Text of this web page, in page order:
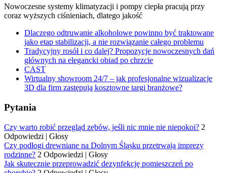
Nowoczesne systemy klimatyzacji i pompy ciepła pracują przy
coraz wyższych ciśnieniach, dlatego jakość
Dlaczego odtruwanie alkoholowe powinno być traktowane
jako etap stabilizacji, a nie rozwiązanie całego problemu
Tradycyjny rosół i co dalej? Propozycje nowoczesnych dań
głównych na elegancki obiad po chrzcie
CAST
Wirtualny showroom 24/7 – jak profesjonalne wizualizacje
3D dla firm zastępują kosztowne targi branżowe?
Pytania
Czy warto robić przegląd zębów, jeśli nic mnie nie niepokoi? 2
Odpowiedzi | Głosy
Czy podłogi drewniane na Dolnym Śląsku przetrwają imprezy
rodzinne? 2 Odpowiedzi | Głosy
Jak skutecznie przeprowadzić dezynfekcję pomieszczeń po